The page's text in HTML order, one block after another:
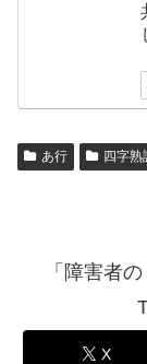
あ行 四字熟
「障害者
X